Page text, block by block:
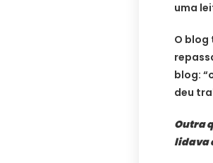
uma
O blog
blog:
deu
Outra
lidava